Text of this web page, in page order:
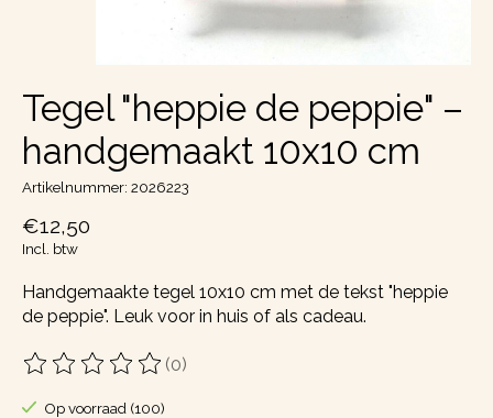
Tegel "heppie de peppie" –
handgemaakt 10x10 cm
Artikelnummer: 2026223
€12,50
Incl. btw
Handgemaakte tegel 10x10 cm met de tekst "heppie
de peppie". Leuk voor in huis of als cadeau.
De beoordeling van dit product is
(0)
Op voorraad (100)